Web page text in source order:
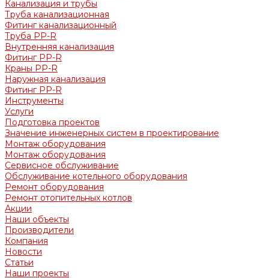
Канализация и трубы
Труба канализационная
Фитинг канализационный
Труба PP-R
Внутренняя канализация
Фитинг PP-R
Краны PP-R
Наружная канализация
Фитинг PP-R
Инструменты
Услуги
Подготовка проектов
Значение инженерных систем в проектирование
Монтаж оборудования
Монтаж оборудования
Сервисное обслуживание
Обслуживание котельного оборудования
Ремонт оборудования
Ремонт отопительных котлов
Акции
Наши объекты
Производители
Компания
Новости
Статьи
Наши проекты